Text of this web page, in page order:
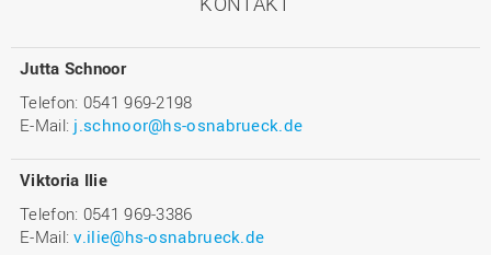
Jutta Schnoor
Telefon: 0541 969-2198
E-Mail: j.schnoor@hs-osnabrueck.de
Viktoria Ilie
Telefon: 0541 969-3386
E-Mail:v.ilie@hs-osnabrueck.de